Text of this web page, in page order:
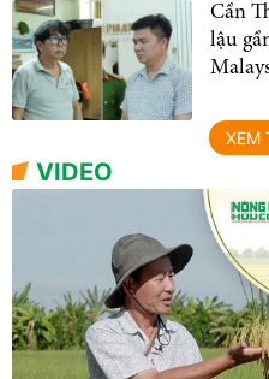
Cần
lậu
XEM
VIDEO